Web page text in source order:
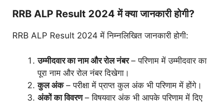
RRB ALP Result 2024 में क्या जानकारी होगी?
RRB ALP Result 2024 में निम्नलिखित जानकारी होगी:
उम्मीदवार का नाम और रोल नंबर– परिणाम में उम्मीदवार का
पूरा नाम और रोल नंबर दिखेगा।
कुल अंक– परीक्षा में प्राप्त कुल अंक भी परिणाम में होंगे।
अंकों का विवरण– विषयवार अंक भी आपके परिणाम में दिए